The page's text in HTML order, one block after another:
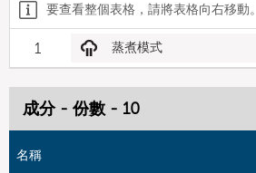
要查看整個表格，請將表格向右移動。
1 蒸煮模式
成分 - 份數 - 10
名稱